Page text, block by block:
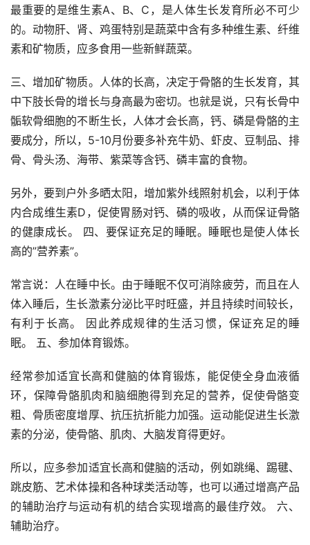
最重要的是维生素A、B、C，是人体生长发育所必不可少
的。动物肝、肾、鸡蛋特别是蔬菜中含有多种维生素、纤维
素和矿物质，应多食用一些新鲜蔬菜。
三、增加矿物质。人体的长高，决定于骨骼的生长发育，其
中下肢长骨的增长与身高最为密切。也就是说，只有长骨中
骺软骨细胞的不断生长，人体才会长高，钙、磷是骨骼的主
要成分，所以，5-10月份要多补充牛奶、虾皮、豆制品、排
骨、骨头汤、海带、紫菜等含钙、磷丰富的食物。
另外，要到户外多晒太阳，增加紫外线照射机会，以利于体
内合成维生素D，促使胃肠对钙、磷的吸收，从而保证骨骼
的健康成长。 四、要保证充足的睡眠。睡眠也是使人体长
高的”营养素”。
常言说：人在睡中长。由于睡眠不仅可消除疲劳，而且在人
体入睡后，生长激素分泌比平时旺盛，并且持续时间较长，
有利于长高。 因此养成规律的生活习惯，保证充足的睡
眠。 五、参加体育锻炼。
经常参加适宜长高和健脑的体育锻炼，能促使全身血液循
环，保障骨骼肌肉和脑细胞得到充足的营养，促使骨骼变
粗、骨质密度增厚、抗压抗折能力加强。运动能促进生长激
素的分泌，使骨骼、肌肉、大脑发育得更好。
所以，应多参加适宜长高和健脑的活动，例如跳绳、踢毽、
跳皮筋、艺术体操和各种球类活动等，也可以通过增高产品
的辅助治疗与运动有机的结合实现增高的最佳疗效。 六、
辅助治疗。